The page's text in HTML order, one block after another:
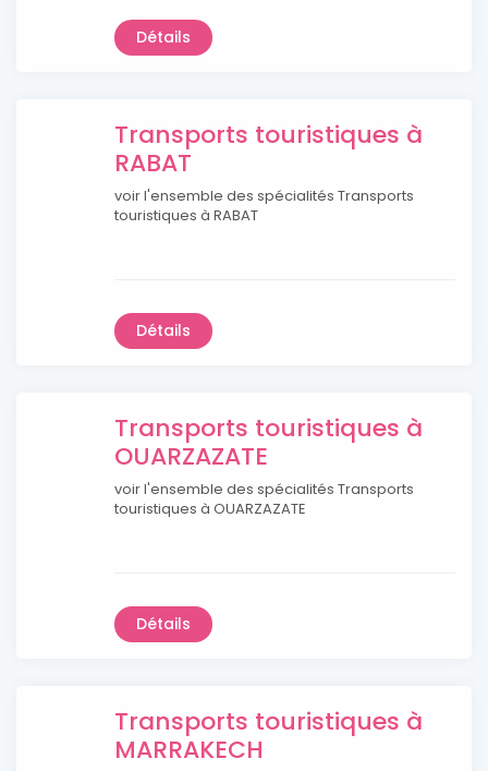
Détails
Transports touristiques à
RABAT
voir l'ensemble des spécialités Transports
touristiques à RABAT
Détails
Transports touristiques à
OUARZAZATE
voir l'ensemble des spécialités Transports
touristiques à OUARZAZATE
Détails
Transports touristiques à
MARRAKECH